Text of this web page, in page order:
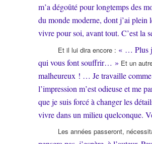
m’a dégoûté pour longtemps des
du monde moderne, dont j’ai plein
vivre pour soi, avant tout. C’est la
Et il lui dira encore : « … Plus
qui vous font souffrir… » Et un
malheureux ! … Je travaille comme
l’impression m’est odieuse et me
que je suis forcé à changer les
vivre dans un milieu quelconque.
Les années passeront,